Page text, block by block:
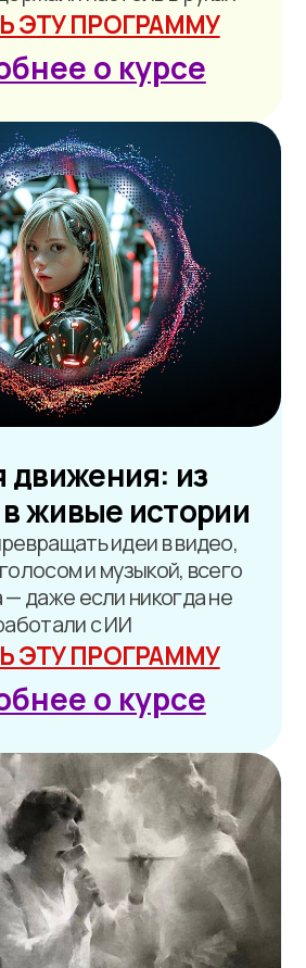
ПРОГРАММУ
зависит
программы
обучаться.
условия
обучение
и посильным.
анкету,
с вами и
именно для вас